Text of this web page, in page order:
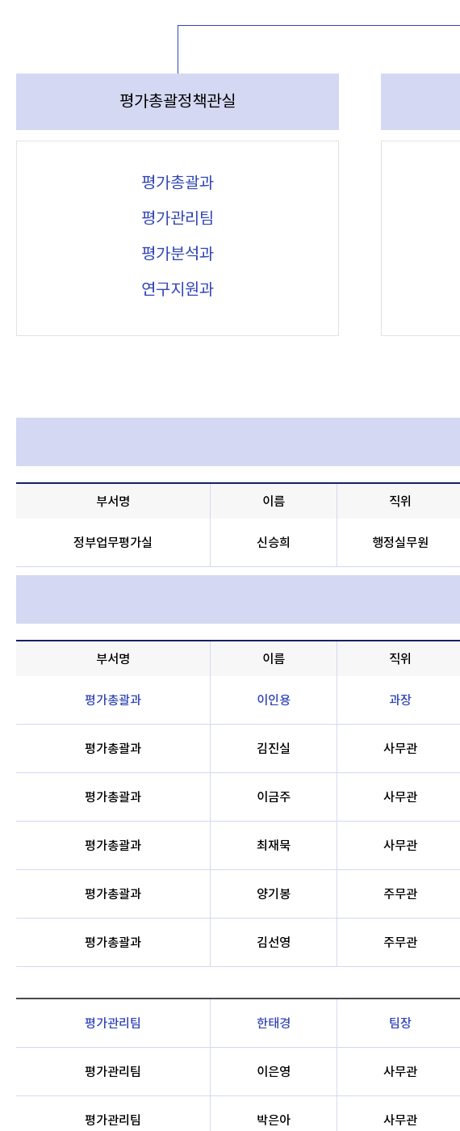
평가총괄정책관실
평가총괄과
평가관리팀
평가분석과
연구지원과
부서명 이름 직위
정부업무평가실 신승희 행정실무원
부서명 이름 직위
평가총괄과 이인용 과장
평가총괄과 김진실 사무관
평가총괄과 이금주 사무관
평가총괄과 최재묵 사무관
평가총괄과 양기봉 주무관
평가총괄과 김선영 주무관
평가관리팀 한태경 팀장
평가관리팀 이은영 사무관
평가관리팀 박은아 사무관